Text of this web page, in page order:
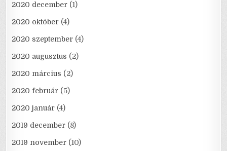
2020 december (1)
2020 október (4)
2020 szeptember (4)
2020 augusztus (2)
2020 március (2)
2020 február (5)
2020 január (4)
2019 december (8)
2019 november (10)